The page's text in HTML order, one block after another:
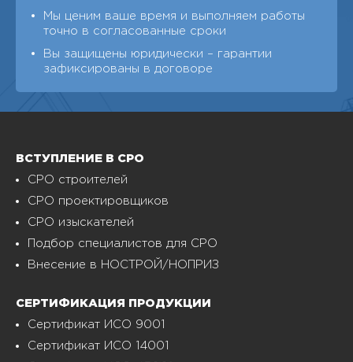
Мы ценим ваше время и выполняем работы
точно в согласованные сроки
Вы защищены юридически – гарантии
зафиксированы в договоре
ВСТУПЛЕНИЕ В СРО
СРО строителей
СРО проектировщиков
СРО изыскателей
Подбор специалистов для СРО
Внесение в НОСТРОЙ/НОПРИЗ
СЕРТИФИКАЦИЯ ПРОДУКЦИИ
Сертификат ИСО 9001
Сертификат ИСО 14001